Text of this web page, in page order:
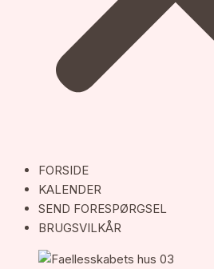
FORSIDE
KALENDER
SEND FORESPØRGSEL
BRUGSVILKÅR